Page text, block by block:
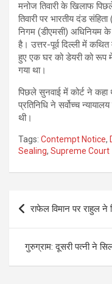
मनोज तिवारी के खिलाफ
तिवारी पर भारतीय दंड
निगम (डीएमसी) अधिनियम
है। उत्तर-पूर्व दिल्ली में
हुए एक घर को डेयरी को रूप
गया था।
पिछले सुनवाई में कोर्ट ने कहा
प्रतिनिधि ने सर्वोच्च
थी।
Tags: Contempt Notice,
Sealing, Supreme Court
Post
navigation
राफेल विमान पर राहुल ने
गुरुग्राम: दूसरी पत्नी ने